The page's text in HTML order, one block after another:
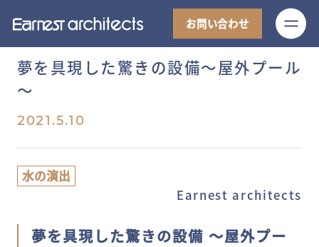
お問い合わせ
夢を具現した驚きの設備～屋外プール
～
2021.5.10
水の演出
Earnest architects
夢を具現した驚きの設備 ～屋外プー